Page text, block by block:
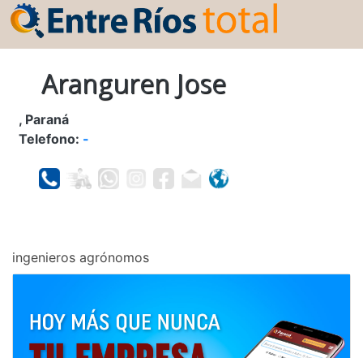
Aranguren Jose
, Paraná
Telefono: -
ingenieros agrónomos